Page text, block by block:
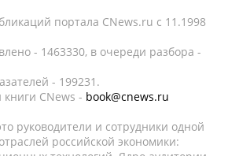
портала CNews.ru c 11.1998
- 1463330, в очереди разбора -
- 199231.
CNews - book@cnews.ru
руководители и сотрудники одной
российской экономики: